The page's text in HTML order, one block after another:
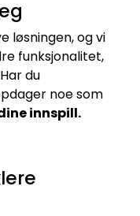
løsningen, og vi
funksjonalitet,
du
noe som
innspill.